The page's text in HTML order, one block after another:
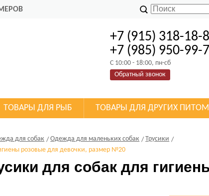
+7 (915) 318-18-
+7 (985) 950-99-
C 10:00 - 18:00, пн-сб
Обратный звонок
ТОВАРЫ ДЛЯ РЫБ ТОВАРЫ ДЛЯ ДРУГИХ
для собак Одежда для маленьких собак
Трусики
розовые для девочки, размер №20
для собак для